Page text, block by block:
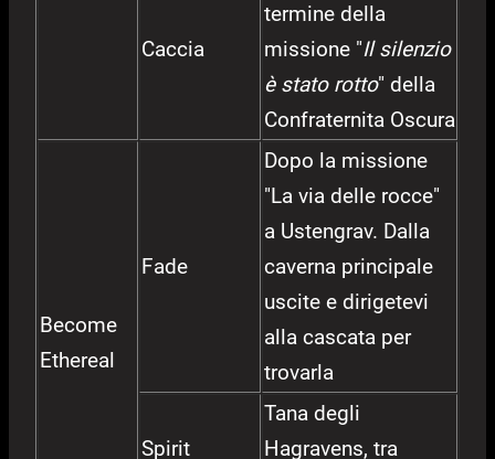
Caccia
termine della
missione "Il silenzio
è stato rotto" della
Confraternita Oscura
Become
Ethereal
Fade
Dopo la missione
"La via delle rocce"
a Ustengrav. Dalla
caverna principale
uscite e dirigetevi
alla cascata per
trovarla
Spirit
Tana degli
Hagravens, tra